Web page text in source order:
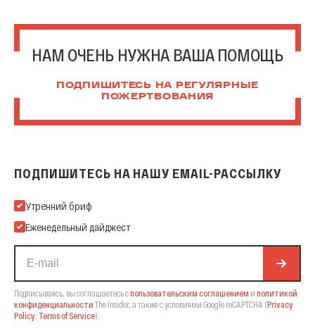
НАМ ОЧЕНЬ НУЖНА ВАША ПОМОЩЬ
ПОДПИШИТЕСЬ НА РЕГУЛЯРНЫЕ
ПОЖЕРТВОВАНИЯ
ПОДПИШИТЕСЬ НА НАШУ EMAIL-РАССЫЛКУ
Подпишитесь на нашу Email-рассылку
Утренний бриф
Еженедельный дайджест
Подписываясь, вы соглашаетесь спользовательским соглашением и политикой
конфиденциальности The Insider, а также с условиями Google reCAPTCHA (Privacy
Policy, Terms of Service).